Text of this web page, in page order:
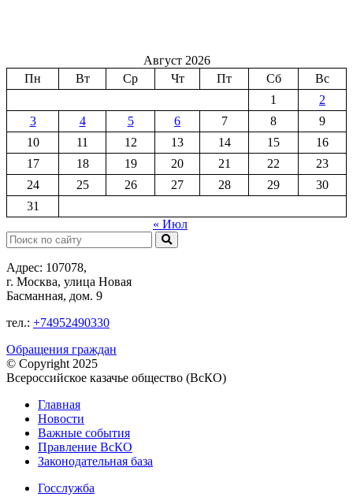
Август 2026
Пн
Вт Ср Чт Пт Сб
Вс
1
2
3
4 5 6 7 8
9
10
11 12 13 14 15
16
17
18 19 20 21 22
23
24
25 26 27 28 29
30
31
« Июл
Поиск:
Адрес: 107078,
г. Москва, улица Новая
Басманная, дом. 9
тел.: +74952490330
Обращения граждан
© Copyright 2025
Всероссийское казачье общество (ВсКО)
Главная
Новости
Важные события
Правление ВсКО
Законодательная база
Госслужба